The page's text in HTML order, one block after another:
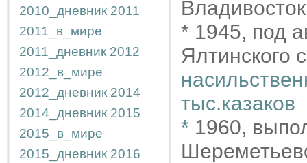
2010_дневник 2011
2011_в_мире
2011_дневник 2012
2012_в_мире
2012_дневник 2014
2014_дневник 2015
2015_в_мире
2015_дневник 2016
Владивосток
* 1945, под
Ялтинского
тыс.казаков
* 1960,